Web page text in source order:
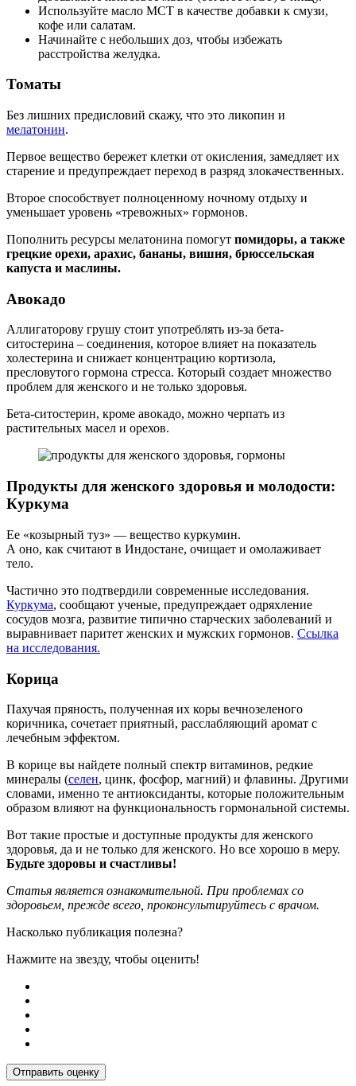
Используйте масло МСТ в качестве добавки к смузи,
кофе или салатам.
Начинайте с небольших доз, чтобы избежать
расстройства желудка.
Томаты
Без лишних предисловий скажу, что это ликопин и
мелатонин.
Первое вещество бережет клетки от окисления, замедляет их
старение и предупреждает переход в разряд злокачественных.
Второе способствует полноценному ночному отдыху и
уменьшает уровень «тревожных» гормонов.
Пополнить ресурсы мелатонина помогут помидоры, а также
грецкие орехи, арахис, бананы, вишня, брюссельская
капуста и маслины.
Авокадо
Аллигаторову грушу стоит употреблять из-за бета-
ситостерина – соединения, которое влияет на показатель
холестерина и снижает концентрацию кортизола,
пресловутого гормона стресса. Который создает множество
проблем для женского и не только здоровья.
Бета-ситостерин, кроме авокадо, можно черпать из
растительных масел и орехов.
Продукты для женского здоровья и молодости:
Куркума
Ее «козырный туз» — вещество куркумин.
А оно, как считают в Индостане, очищает и омолаживает
тело.
Частично это подтвердили современные исследования.
Куркума, сообщают ученые, предупреждает одряхление
сосудов мозга, развитие типично старческих заболеваний и
выравнивает паритет женских и мужских гормонов. Ссылка
на исследования.
Корица
Пахучая пряность, полученная их коры вечнозеленого
коричника, сочетает приятный, расслабляющий аромат с
лечебным эффектом.
В корице вы найдете полный спектр витаминов, редкие
минералы (селен, цинк, фосфор, магний) и флавины. Другими
словами, именно те антиоксиданты, которые положительным
образом влияют на функциональность гормональной системы.
Вот такие простые и доступные продукты для женского
здоровья, да и не только для женского. Но все хорошо в меру.
Будьте здоровы и счастливы!
Статья является ознакомительной. При проблемах со
здоровьем, прежде всего, проконсультируйтесь с врачом.
Насколько публикация полезна?
Нажмите на звезду, чтобы оценить!
Отправить оценку